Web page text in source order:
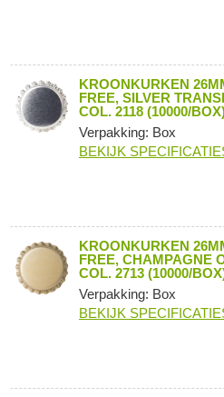
KROONKURKEN
FREE, SILVER
COL. 2118 (10000/
Verpakking: Box
BEKIJK
KROONKURKEN
FREE, CHAMPAGNE
COL. 2713 (10000/
Verpakking: Box
BEKIJK